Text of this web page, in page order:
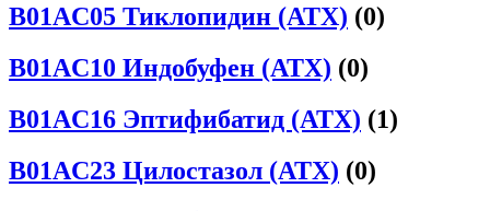
B01AC05 Тиклопидин (АТХ) (0)
B01AC10 Индобуфен (АТХ) (0)
B01AC16 Эптифибатид (АТХ) (1)
B01AC23 Цилостазол (АТХ) (0)